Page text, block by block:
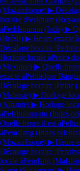
(Mozambique) ▶
horaire :Peckham
àPeddāpuram (Inde) ▶
(Brésil) ▶ Heure exacte à
Décalage horaire :
Horloge locale àPedro
(Mexique) ▶ Quelle
exacte àPehlādpur
Décalage horaire :Peine
(Malaisie) ▶ Horloge
(Albanie) ▶ Horloge
àPelabuhanratu (Indes
Quelle heure il est à
àPemalang (Indes
(Mozambique) ▶ Heure
Décalage horaire :Penalva
locale àPendang